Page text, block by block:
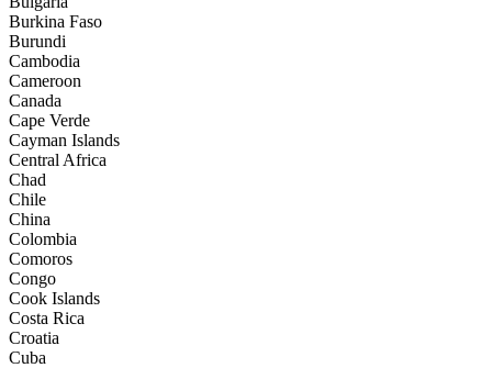
Burkina Faso
Burundi
Cambodia
Cameroon
Canada
Cape Verde
Cayman Islands
Central Africa
Chad
Chile
China
Colombia
Comoros
Congo
Cook Islands
Costa Rica
Croatia
Cuba